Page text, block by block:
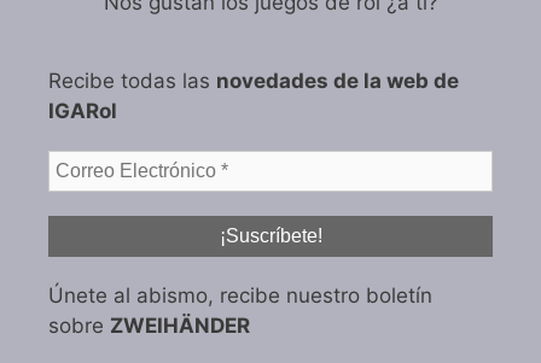
Recibe todas las novedades de la web de
IGARol
Únete al abismo, recibe nuestro boletín
sobre ZWEIHÄNDER